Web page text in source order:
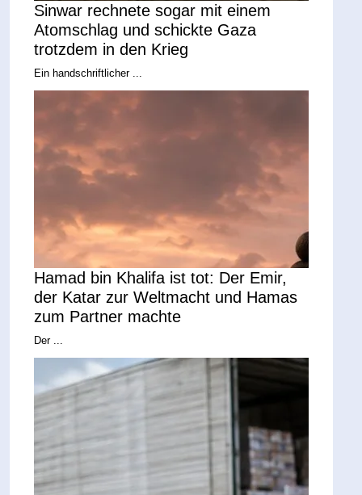
Sinwar rechnete sogar mit einem
Atomschlag und schickte Gaza
trotzdem in den Krieg
Ein handschriftlicher ...
Hamad bin Khalifa ist tot: Der Emir,
der Katar zur Weltmacht und Hamas
zum Partner machte
Der ...